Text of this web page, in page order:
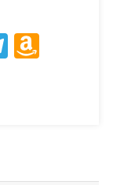
Telegram